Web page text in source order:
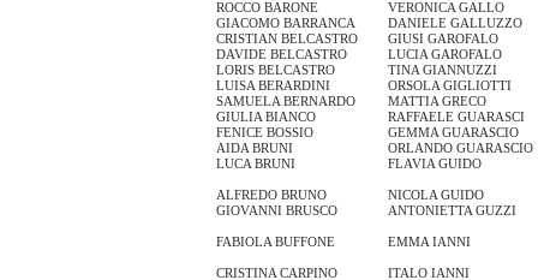
ROCCO BARONE
VERONICA GALLO
GIACOMO BARRANCA
DANIELE GALLUZZO
CRISTIAN BELCASTRO
GIUSI GAROFALO
DAVIDE BELCASTRO
LUCIA GAROFALO
LORIS BELCASTRO
TINA GIANNUZZI
LUISA BERARDINI
ORSOLA GIGLIOTTI
SAMUELA BERNARDO
MATTIA GRECO
GIULIA BIANCO
RAFFAELE GUARASCI
FENICE BOSSIO
GEMMA GUARASCIO
AIDA BRUNI
ORLANDO GUARASCIO
LUCA BRUNI
FLAVIA GUIDO
ALFREDO BRUNO
NICOLA GUIDO
GIOVANNI BRUSCO
ANTONIETTA GUZZI
FABIOLA BUFFONE EMMA IANNI
CRISTINA CARPINO
ITALO IANNI